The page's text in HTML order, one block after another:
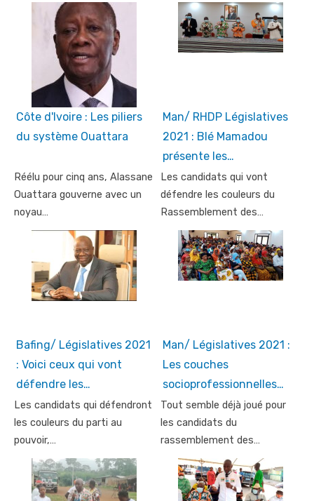
Côte d'Ivoire : Les piliers
du système Ouattara
Réélu pour cinq ans, Alassane
Ouattara gouverne avec un
noyau…
Man/ RHDP Législatives
2021 : Blé Mamadou
présente les…
Les candidats qui vont
défendre les couleurs du
Rassemblement des…
Bafing/ Législatives 2021
: Voici ceux qui vont
défendre les…
Les candidats qui défendront
les couleurs du parti au
pouvoir,…
Man/ Législatives 2021 :
Les couches
socioprofessionnelles…
Tout semble déjà joué pour
les candidats du
rassemblement des…